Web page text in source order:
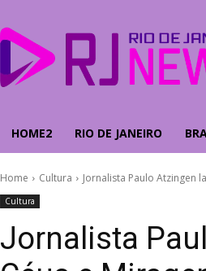
HOME2 RIO DE JANEIRO
Home Cultura Jornalista Paulo Atzingen
Cultura
Jornalista